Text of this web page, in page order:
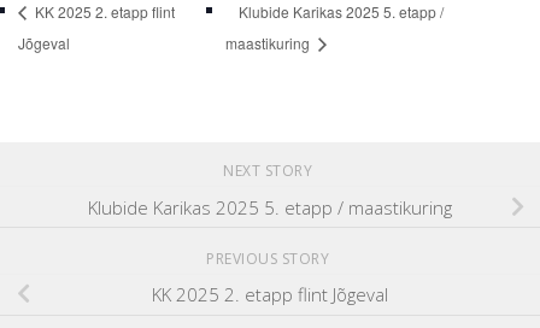
KK 2025 2. etapp flint
Jõgeval
Klubide Karikas 2025 5. etapp /
maastikuring
NEXT STORY
Klubide Karikas 2025 5. etapp / maastikuring
PREVIOUS STORY
KK 2025 2. etapp flint Jõgeval